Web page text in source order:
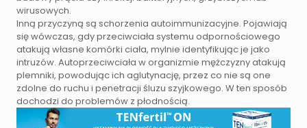
wirusowych.
Inną przyczyną są schorzenia autoimmunizacyjne. Pojawiają
się wówczas, gdy przeciwciała systemu odpornościowego
atakują własne komórki ciała, mylnie identyfikując je jako
intruzów. Autoprzeciwciała w organizmie mężczyzny atakują
plemniki, powodując ich aglutynację, przez co nie są one
zdolne do ruchu i penetracji śluzu szyjkowego. W ten sposób
dochodzi do problemów z płodnością.